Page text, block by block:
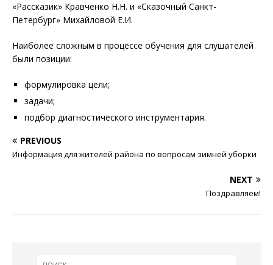
«Рассказик» Кравченко Н.Н. и «Сказочный Санкт-
Петербург» Михайловой Е.И.
Наиболее сложным в процессе обучения для слушателей
были позиции:
формулировка цели;
задачи;
подбор диагностического инструментария.
PREVIOUS
Информация для жителей района по вопросам зимней уборки
NEXT
Поздравляем!